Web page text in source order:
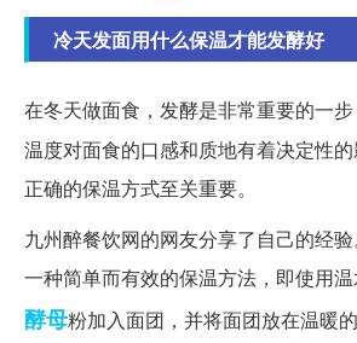
冷天发面用什么保温才能发酵好
在冬天做面食，发酵是非常重要的一
温度对面食的口感和质地有着决定性
正确的保温方式至关重要。
九州醉餐饮网的网友分享了自己的经
一种简单而有效的保温方法，即使用
酵母粉加入面团，并将面团放在温暖